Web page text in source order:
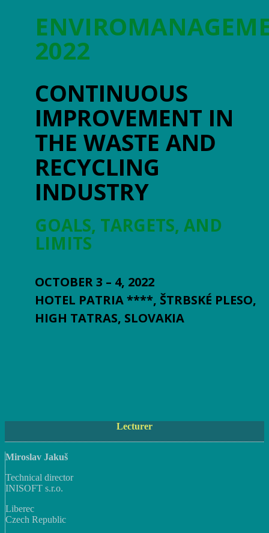
2022
CONTINUOUS
IMPROVEMENT IN
THE WASTE AND
RECYCLING
INDUSTRY
GOALS, TARGETS, AND
LIMITS
OCTOBER 3 – 4, 2022
HOTEL PATRIA ****, ŠTRBSKÉ PLESO,
HIGH TATRAS, SLOVAKIA
Lecturer
Miroslav Jakuš
Technical director
INISOFT s.r.o.
Liberec
Czech Republic